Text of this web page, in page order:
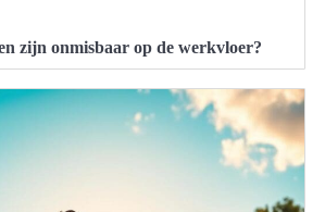
zijn onmisbaar op de werkvloer?